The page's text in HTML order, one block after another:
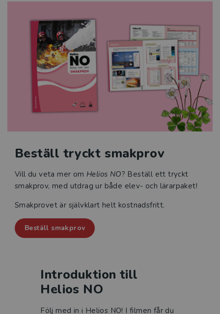
Beställ tryckt smakprov
Vill du veta mer om Helios NO? Beställ ett tryckt
smakprov, med utdrag ur både elev- och lärarpaket!
Smakprovet är självklart helt kostnadsfritt.
Beställ smakprov
Introduktion till
Helios NO
Följ med in i Helios NO! I filmen får du